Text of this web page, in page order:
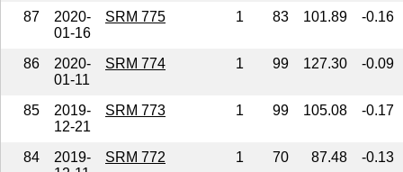
87
2020-
01-16
SRM 775 1 83 101.89 -0.16
86
2020-
01-11
SRM 774 1 99 127.30 -0.09
85
2019-
12-21
SRM 773 1 99 105.08 -0.17
84
2019-
SRM 772 1 70 87.48 -0.13